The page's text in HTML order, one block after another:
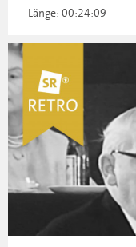
Länge: 00:24:09